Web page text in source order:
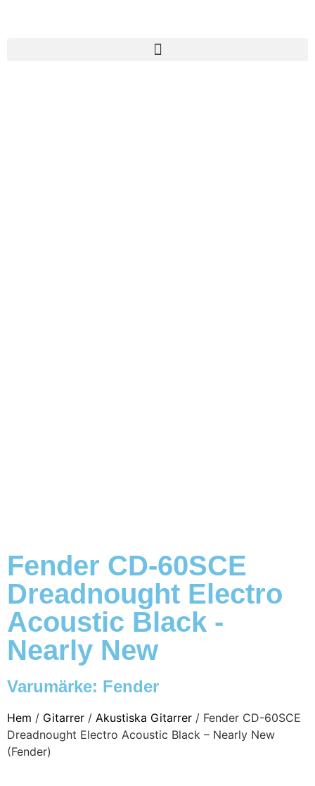
Fender CD-60SCE
Dreadnought Electro
Acoustic Black -
Nearly New
Varumärke: Fender
Hem / Gitarrer / Akustiska Gitarrer / Fender CD-60SCE
Dreadnought Electro Acoustic Black – Nearly New
(Fender)